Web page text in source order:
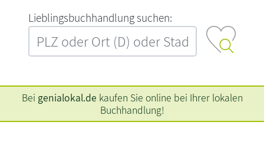
L‍i‍e‍b‍l‍i‍n‍g‍s‍b‍u‍c‍h‍h‍a‍n‍d‍l‍u‍n‍g‍ ‍s‍u‍c‍h‍e‍n‍:‍
Bei genialokal.de kaufen Sie online bei Ihrer lokalen
Buchhandlung!